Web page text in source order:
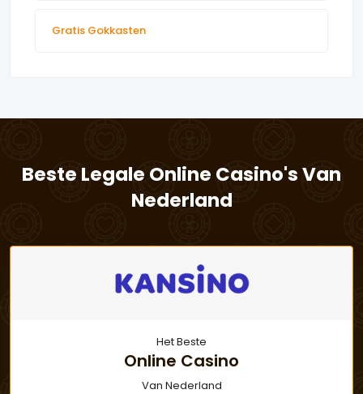
Gratis Gokkasten
Beste Legale Online Casino's Van
Nederland
Het Beste
Online Casino
Van Nederland